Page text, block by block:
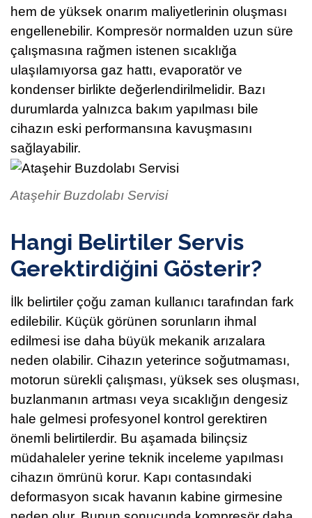
hem de yüksek onarım maliyetlerinin oluşması
engellenebilir. Kompresör normalden uzun süre
çalışmasına rağmen istenen sıcaklığa
ulaşılamıyorsa gaz hattı, evaporatör ve
kondenser birlikte değerlendirilmelidir. Bazı
durumlarda yalnızca bakım yapılması bile
cihazın eski performansına kavuşmasını
sağlayabilir.
Ataşehir Buzdolabı Servisi
Hangi Belirtiler Servis
Gerektirdiğini Gösterir?
İlk belirtiler çoğu zaman kullanıcı tarafından fark
edilebilir. Küçük görünen sorunların ihmal
edilmesi ise daha büyük mekanik arızalara
neden olabilir. Cihazın yeterince soğutmaması,
motorun sürekli çalışması, yüksek ses oluşması,
buzlanmanın artması veya sıcaklığın dengesiz
hale gelmesi profesyonel kontrol gerektiren
önemli belirtilerdir. Bu aşamada bilinçsiz
müdahaleler yerine teknik inceleme yapılması
cihazın ömrünü korur. Kapı contasındaki
deformasyon sıcak havanın kabine girmesine